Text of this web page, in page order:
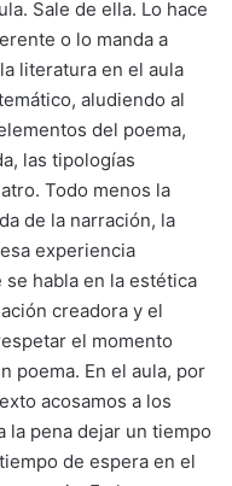
Sale de ella. Lo hace
o lo manda a
literatura en el aula
aludiendo al
del poema,
las tipologías
Todo menos la
de la narración, la
experiencia
habla en la estética
creadora y el
el momento
poema. En el aula, por
acosamos a los
la pena dejar un tiempo
de espera en el